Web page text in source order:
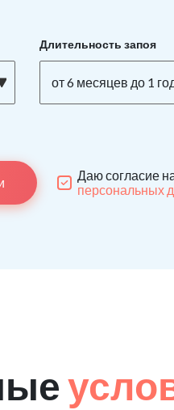
Длительность запоя
от 6 месяцев до 1
Даю согласие
персональных